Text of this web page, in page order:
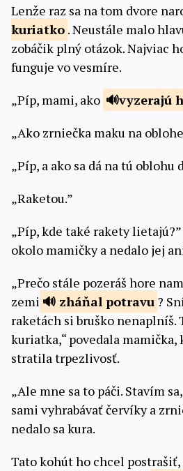
Lenže raz sa na tom dvore
kuriatko . Neustále malo
zobáčik plný otázok. Najviac
funguje vo vesmíre.
„Píp, mami, ako
vyzerajú
„Ako zrniečka maku na
„Píp, a ako sa dá na tú oblohu
„Raketou.”
„Píp, kde také rakety
okolo mamičky a nedalo jej
„Prečo stále pozeráš hore
zemi
zháňal potravu ?
raketách si bruško nenaplníš.
kuriatka,“ povedala mamička,
stratila trpezlivosť.
„Ale mne sa to páči. Stavím
sami vyhrabávať červíky a
nedalo sa kura.
Tato kohút ho chcel postrašiť,